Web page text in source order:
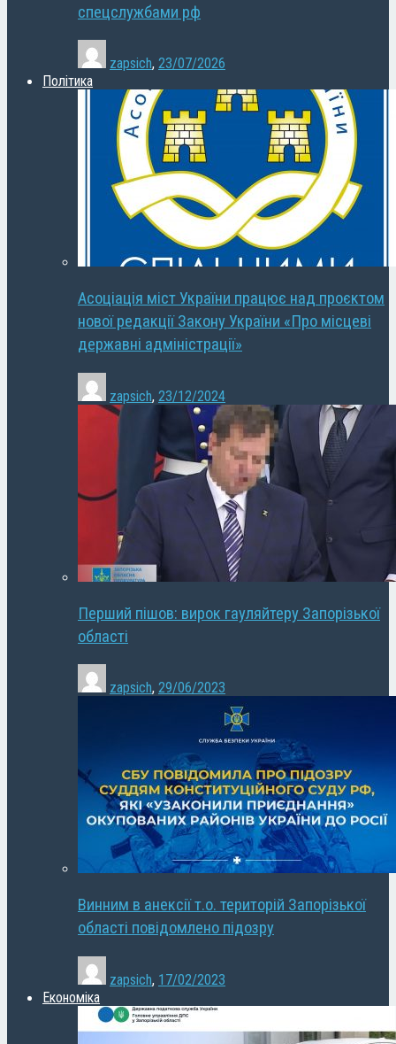
спецслужбами рф
zapsich, 23/07/2026
Політика
Асоціація міст України працює над проєктом
нової редакції Закону України «Про місцеві
державні адміністрації»
zapsich, 23/12/2024
Перший пішов: вирок гауляйтеру Запорізької
області
zapsich, 29/06/2023
Винним в анексії т.о. територій Запорізької
області повідомлено підозру
zapsich, 17/02/2023
Економіка